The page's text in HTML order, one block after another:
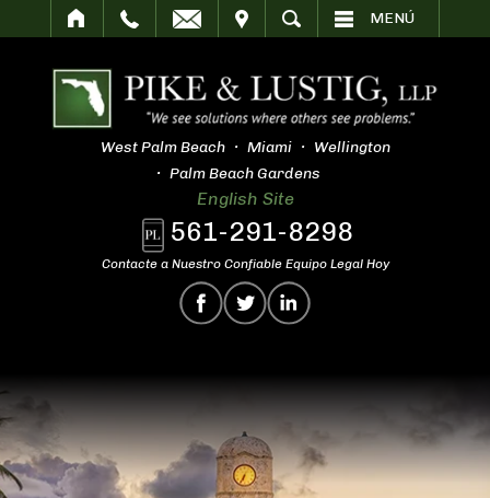
BUSCAR MENÚ
West Palm Beach Miami
Wellington
Palm Beach Gardens
English Site
561-291-8298
Contacte a Nuestro Confiable Equipo Legal Hoy